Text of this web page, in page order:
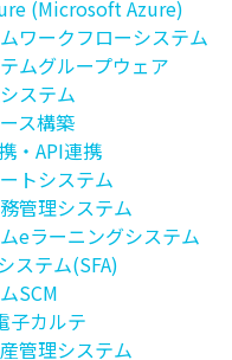
(Microsoft Azure)
ワークフローシステム
ムグループウェア
ステム
ス構築
・API連携
トシステム
管理システム
eラーニングシステム
ステム(SFA)
SCM
子カルテ
管理システム